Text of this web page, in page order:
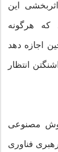
این
هرگونه
اجازه دهد
انتظار
مصنوعی
فناوری